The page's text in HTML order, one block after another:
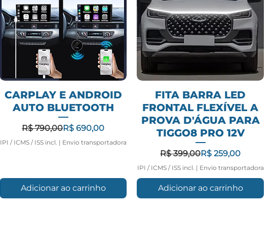
CARPLAY E ANDROID
AUTO BLUETOOTH
Preço normal
R$ 790,00Preço promocional
R$ 690,00
IPI / ICMS / ISS incl. | Envio transportadora
Adicionar ao carrinho
FITA BARRA LED
FRONTAL FLEXÍVEL A
PROVA D'ÁGUA PARA
TIGGO8 PRO 12V
Preço normal
R$ 399,00Preço
R$ 259,00
IPI / ICMS / ISS incl. | Envio transportadora
Adicionar ao carrinho